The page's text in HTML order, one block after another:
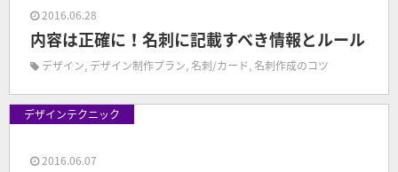
2016.06.28
内容は正確に！名刺に記載すべき情報とルール
デザイン, デザイン制作プラン,名刺/カード,名刺作成のコツ
デザインテクニック
2016.06.07